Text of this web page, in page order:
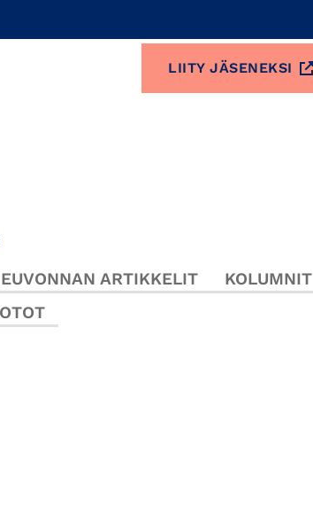
LIITY JÄSENEKSI
ARTIKKELIT
KOLUMNIT